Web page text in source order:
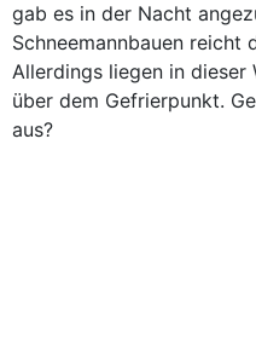
gab es in der Nacht
Schneemannbauen reicht
Allerdings liegen in dieser
über dem Gefrierpunkt.
aus?